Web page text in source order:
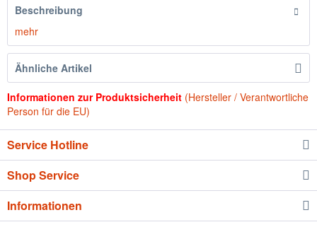
Beschreibung
mehr
Ähnliche Artikel
Informationen zur Produktsicherheit (Hersteller / Verantwortliche
Person für die EU)
Service Hotline
Shop Service
Informationen